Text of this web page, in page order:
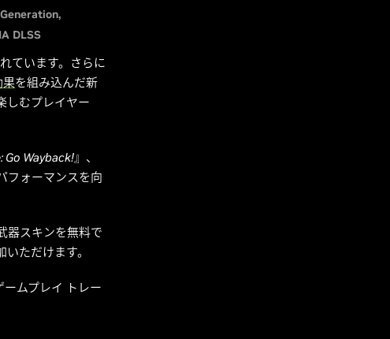
DLSS
ています。さらに
果を組み込んだ新
しむプレイヤー
Go Wayback!』、
フォーマンスを向
器スキンを無料で
ただけます。
ームプレイ トレー